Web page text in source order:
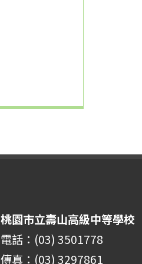
桃園市立壽山高級中等學校
電話：(03) 3501778
傳真：(03) 3297861